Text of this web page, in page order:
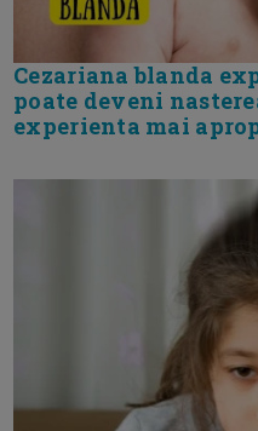
Cezariana blanda
poate deveni
experienta mai